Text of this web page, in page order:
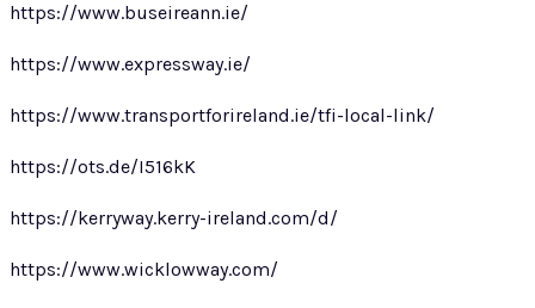
https://www.buseireann.ie/
https://www.expressway.ie/
https://www.transportforireland.ie/tfi-local-link/
https://ots.de/I516kK
https://kerryway.kerry-ireland.com/d/
https://www.wicklowway.com/